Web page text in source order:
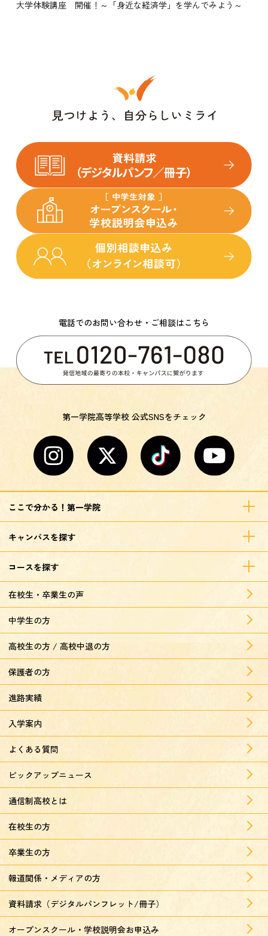
大学体験講座 開催！～「身近な経済学」を学んでみよう～
電話でのお問い合わせ・ご相談はこちら
第一学院高等学校 公式SNSをチェック
ここで分かる！第一学院
キャンパスを探す
コースを探す
在校生・卒業生の声
中学生の方
高校生の方 / 高校中退の方
保護者の方
進路実績
入学案内
よくある質問
ピックアップニュース
通信制高校とは
在校生の方
卒業生の方
報道関係・メディアの方
資料請求（デジタルパンフレット/冊子）
オープンスクール・学校説明会お申込み